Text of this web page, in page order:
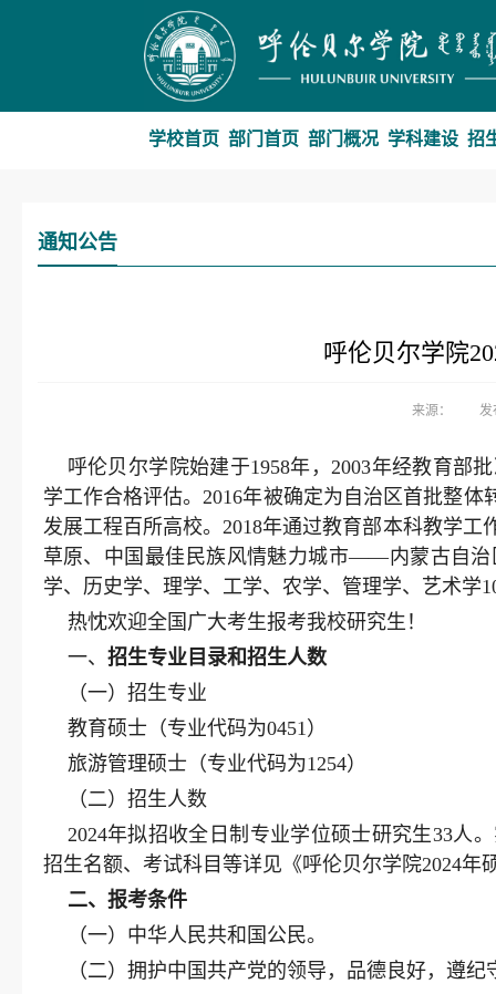
学校首页 部门首页 部门概况 学科建设 招
通知公告
呼伦贝尔学院
来源： 发
呼伦贝尔学院始建于1958年，2003年经教育部
学工作合格评估。2016年被确定为自治区首批整
发展工程百所高校。2018年通过教育部本科教学
草原、中国最佳民族风情魅力城市——内蒙古自
学、历史学、理学、工学、农学、管理学、艺术学
热忱欢迎全国广大考生报考我校研究生！
一、 招生专业目录和招生人数
（一）招生专业
教育硕士（专业代码为0451）
旅游管理硕士（专业代码为1254）
（二）招生人数
2024年拟招收全日制专业学位硕士研究生33人
招生名额、考试科目等详见《呼伦贝尔学院2024
二、报考条件
（一）中华人民共和国公民。
（二）拥护中国共产党的领导，品德良好，遵纪